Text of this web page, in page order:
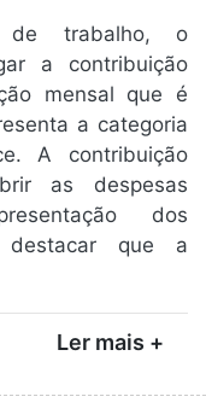
de trabalho, o
a contribuição
mensal que é
a categoria
A contribuição
as despesas
dos
destacar que a
Ler mais +